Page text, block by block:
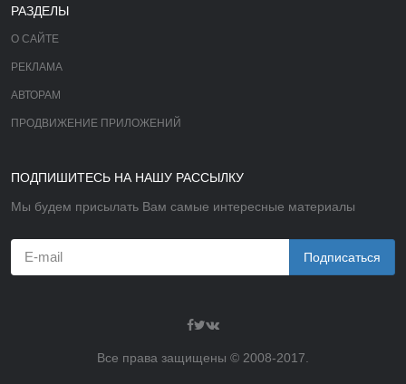
РАЗДЕЛЫ
О САЙТЕ
РЕКЛАМА
АВТОРАМ
ПРОДВИЖЕНИЕ ПРИЛОЖЕНИЙ
ПОДПИШИТЕСЬ НА НАШУ РАССЫЛКУ
Мы будем присылать Вам самые интересные материалы
Подписаться
Все права защищены © 2008-2017.